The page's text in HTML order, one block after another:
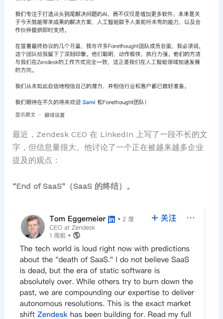
最近，Zendesk CEO 在 LinkedIn 上写了一段不长的文
字，但信息量很大。他讨论了一个正在被越来越多企业
提及的观点：
“End of SaaS”（SaaS 的终结）。